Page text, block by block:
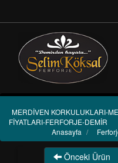
MERDİVEN KORKULUKLARI-
FİYATLARI-FERFORJE-DEMİR
Anasayfa /
Önceki Ürün